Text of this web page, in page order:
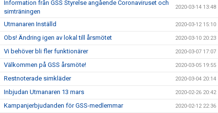
Information från GSS Styrelse angående Coronaviruset och
simträningen
2020-03-14 13:48
Utmanaren Inställd 2020-03-12 15:10
Obs! Ändring igen av lokal till årsmötet 2020-03-10 20:23
Vi behöver bli fler funktionärer 2020-03-07 17:07
Välkommen på GSS årsmöte! 2020-03-05 19:55
Restnoterade simkläder 2020-03-04 20:14
Inbjudan Utmanaren 13 mars 2020-02-26 20:42
Kampanjerbjudanden för GSS-medlemmar 2020-02-12 22:36